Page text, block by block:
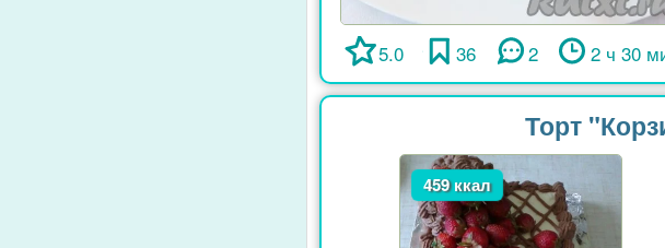
5.0 36 2 2 ч 30
Торт
459 ккал